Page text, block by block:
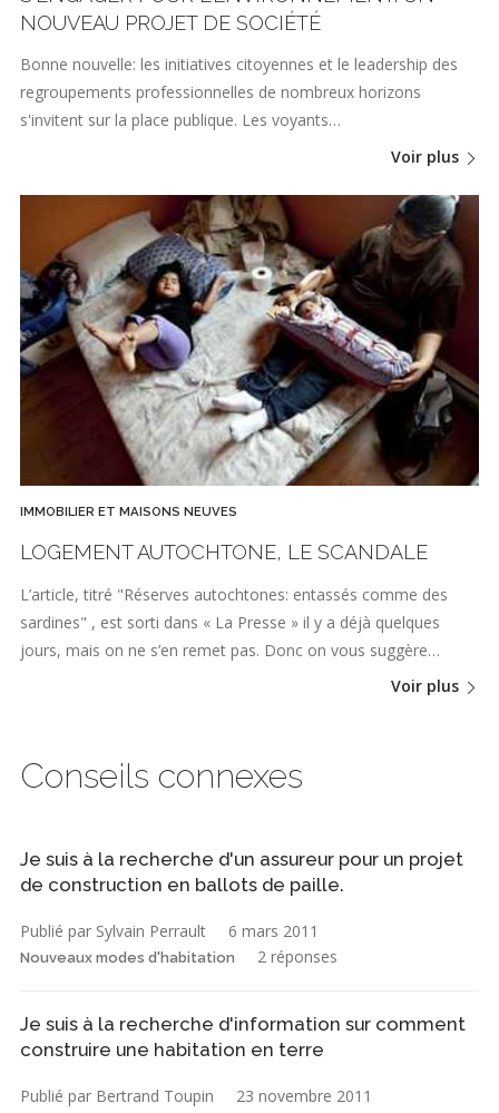
NOUVEAU PROJET DE SOCIÉTÉ
Bonne nouvelle: les initiatives citoyennes et le leadership des
regroupements professionnelles de nombreux horizons
s'invitent sur la place publique. Les voyants…
Voir plus
IMMOBILIER ET MAISONS NEUVES
LOGEMENT AUTOCHTONE, LE SCANDALE
L’article, titré "Réserves autochtones: entassés comme des
sardines" , est sorti dans « La Presse » il y a déjà quelques
jours, mais on ne s’en remet pas. Donc on vous suggère…
Voir plus
Conseils connexes
Je suis à la recherche d'un assureur pour un projet
de construction en ballots de paille.
Publié par Sylvain Perrault 6 mars 2011
Nouveaux modes d'habitation 2 réponses
Je suis à la recherche d'information sur comment
construire une habitation en terre
Publié par Bertrand Toupin 23 novembre 2011